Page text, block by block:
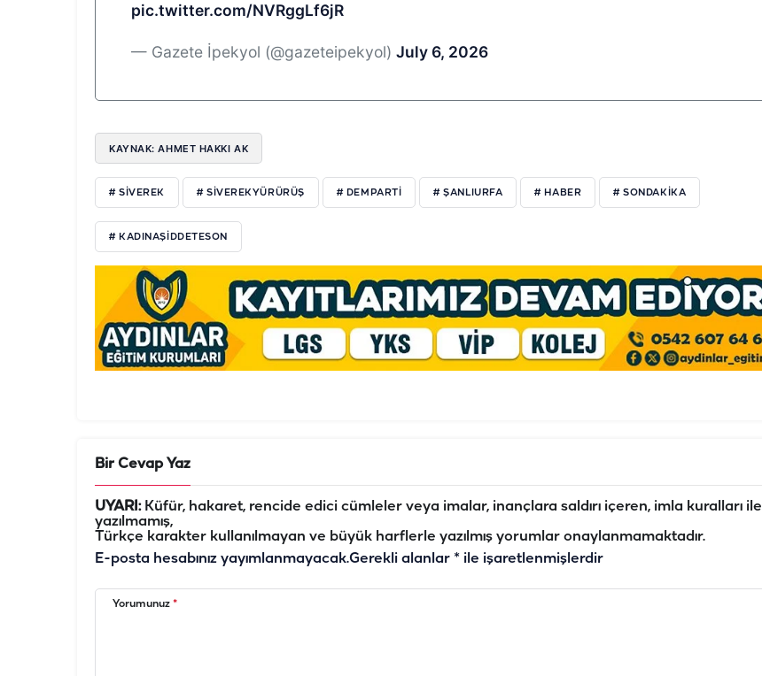
pic.twitter.com/NVRggLf6jR
— Gazete İpekyol (@gazeteipekyol) July 6, 2026
KAYNAK: AHMET HAKKI AK
# SİVEREK # SİVEREKYÜRÜRÜŞ # DEMPARTİ # ŞANLIURFA # HABER # SONDAKİKA
# KADINAŞİDDETESON
Bir Cevap Yaz
UYARI:Küfür, hakaret, rencide edici cümleler veya imalar, inançlara saldırı içeren, imla kuralları ile
yazılmamış,
Türkçe karakter kullanılmayan ve büyük harflerle yazılmış yorumlar onaylanmamaktadır.
E-posta hesabınız yayımlanmayacak.Gerekli alanlar * ile işaretlenmişlerdir
Yorumunuz *